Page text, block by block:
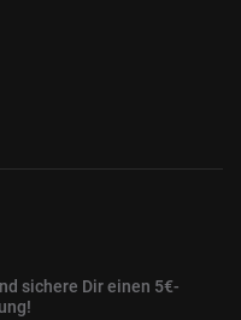
sichere Dir einen 5€-